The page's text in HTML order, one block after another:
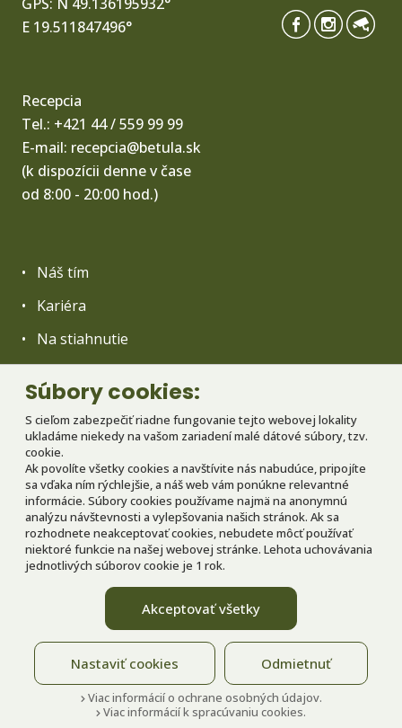
E 19.511847496°
Recepcia
Tel.: +421 44 / 559 99 99
E-mail: recepcia@betula.sk
(k dispozícii denne v čase
od 8:00 - 20:00 hod.)
Náš tím
Kariéra
Na stiahnutie
Reklamačný poriadok
Všeobecné obchodné podmienky
Prevádzkový poriadok Babylandu
GDPR
Partneri
Nastavenie cookies
Realizujeme projekt spolufinancovaný
z prostriedkov EÚ
Villa Betula - Copyright © 2023
Súbory cookies:
S cieľom zabezpečiť riadne fungovanie tejto webovej lokality
ukladáme niekedy na vašom zariadení malé dátové súbory, tzv.
cookie.
Ak povolíte všetky cookies a navštívite nás nabudúce, pripojíte
sa vďaka ním rýchlejšie, a náš web vám ponúkne relevantné
informácie. Súbory cookies používame najmä na anonymnú
analýzu návštevnosti a vylepšovania našich stránok. Ak sa
rozhodnete neakceptovať cookies, nebudete môcť používať
niektoré funkcie na našej webovej stránke. Lehota uchovávania
jednotlivých súborov cookie je 1 rok.
Akceptovať všetky
Nastaviť cookies Odmietnuť
Viac informácií o ochrane osobných údajov.
Viac informácií k spracúvaniu cookies.